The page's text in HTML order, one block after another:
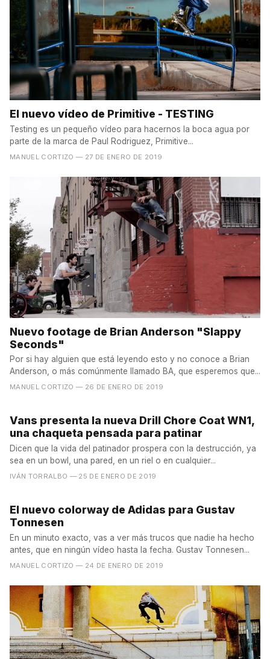
El nuevo vídeo de Primitive - TESTING
Testing es un pequeño vídeo para hacernos la boca agua por
parte de la marca de Paul Rodriguez, Primitive...
MANUEL CORTIZO — 27 DE ENERO DE 2019
Nuevo footage de Brian Anderson "Slappy
Seconds"
Por si hay alguien que está leyendo esto y no conoce a Brian
Anderson, o más comúnmente llamado BA, que esperemos que...
MANUEL CORTIZO — 26 DE ENERO DE 2019
Vans presenta la nueva Drill Chore Coat WN1,
una chaqueta pensada para patinar
Dicen que la vida del patinador prospera con la destrucción, ya
sea en un bowl, una pared, en un riel o en cualquier...
IVÁN TORRALBO — 25 DE ENERO DE 2019
El nuevo colorway de Adidas para Gustav
Tonnesen
En un minuto exacto, vas a ver más trucos que nadie ha hecho
antes, que en ningún vídeo hasta la fecha. Gustav Tonnesen...
MANUEL CORTIZO — 24 DE ENERO DE 2019